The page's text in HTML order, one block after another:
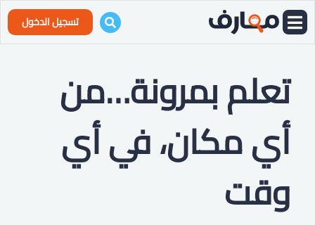
تسجيل الدخول
تعلم بمرونة…من
أي مكان، في أي
وقت